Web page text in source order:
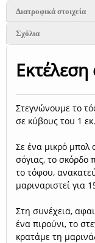
Διατροφικά στοιχεία
Σχόλια
Στεγνώνουμε το
σε κύβους του 1 εκ.
Σε ένα μικρό μπολ
σόγιας, το σκόρδο
το τόφου,
μαριναριστεί για
Στη συνέχεια,
ένα πιρούνι, το
κρατάμε τη